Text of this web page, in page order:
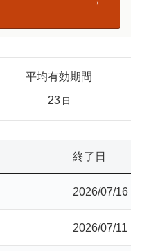
平均有効期間
23 日
終了日
2026/07/16
2026/07/11